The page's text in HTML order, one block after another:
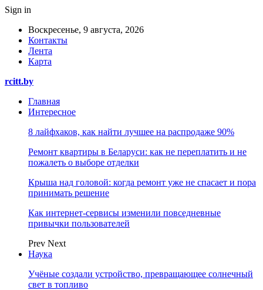
Sign in
Воскресенье, 9 августа, 2026
Контакты
Лента
Карта
rcitt.by
Главная
Интересное
8 лайфхаков, как найти лучшее на распродаже 90%
Ремонт квартиры в Беларуси: как не переплатить и не
пожалеть о выборе отделки
Крыша над головой: когда ремонт уже не спасает и пора
принимать решение
Как интернет-сервисы изменили повседневные
привычки пользователей
Prev Next
Наука
Учёные создали устройство, превращающее солнечный
свет в топливо